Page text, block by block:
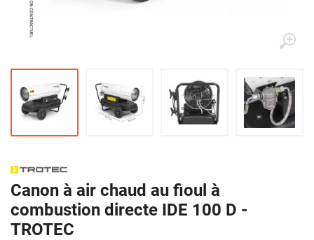
Canon à air chaud au fioul à
combustion directe IDE 100 D -
TROTEC